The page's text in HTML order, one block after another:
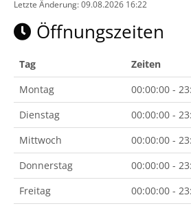
Letzte Änderung: 09.08.2026 16:22
Öffnungszeiten
Tag
Zeiten
Montag
00:00:00 -
Dienstag
00:00:00 -
Mittwoch
00:00:00 -
Donnerstag
00:00:00 -
Freitag
00:00:00 -